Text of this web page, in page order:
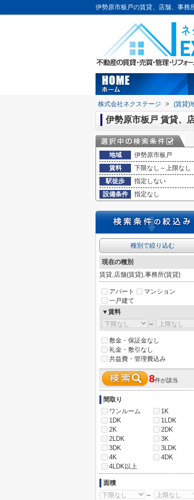
株式会社ネクステージ > (賃貸)
伊勢原市板戸 賃貸、
地域
伊勢原市板戸
賃料
下限なし～上限なし
駅徒歩
指定しない
設備条件
指定なし
種別で絞り込む
現在の種別
賃貸,店舗(賃貸),事務所(賃貸)
アパート
マンション
一戸建て
▼賃料
～
敷金・保証金なし
礼金・敷引なし
共益費・管理費込み
8件が該当
間取り
ワンルーム
1K
1DK
1LDK
2K
2DK
2LDK
3K
3DK
3LDK
4K
4DK
4LDK以上
面積
～